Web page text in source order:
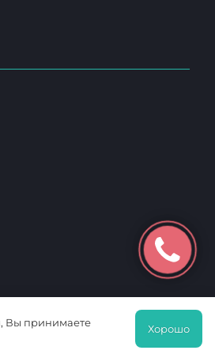
Доктор»
Вы принимаете
Хорошо